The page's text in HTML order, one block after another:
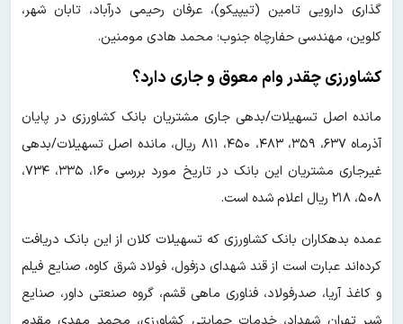
گذاری دارویی تامین (تیپیکو)، عرفان رحیمی درآباد، تابان شهر،
کلوین، مهندسی حفارچاه جنوب؛ محمد هادی مومنین.
کشاورزی چقدر وام معوق و جاری دارد؟
مانده اصل تسهیلات/بدهی جاری مشتریان بانک کشاورزی در پایان
آذرماه ۶۳۷، ۳۵۹، ۴۸۳، ۴۵۰، ۸۱۱ ریال، مانده اصل تسهیلات/بدهی
غیرجاری مشتریان این بانک در تاریخ مورد بررسی ۱۶۰، ۳۳۵، ۷۳۴،
۵۰۸، ۲۱۸ ریال اعلام شده است.
عمده بدهکاران بانک کشاورزی که تسهیلات کلان از این بانک دریافت
کرده‌اند عبارت است از قند شهدای دزفول، فولاد شرق کاوه، صنایع فیلم
و کاغذ آریا، صدرفولاد، فناوری ماهی قشم، گروه صنعتی داور، صنایع